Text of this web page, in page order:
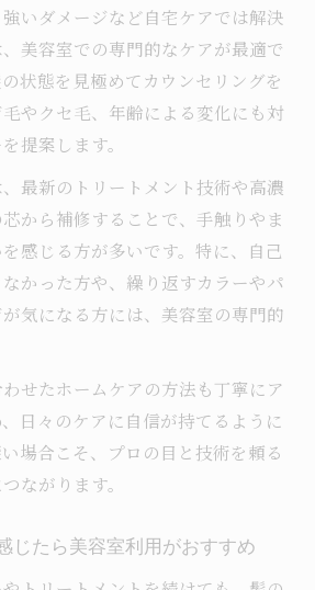
いダメージなど自宅ケアでは解決
美容室での専門的なケアが最適で
状態を見極めてカウンセリングを
やクセ毛、年齢による変化にも対
提案します。
最新のトリートメント技術や高濃
から補修することで、手触りやま
感じる方が多いです。特に、自己
かった方や、繰り返すカラーやパ
気になる方には、美容室の専門的
せたホームケアの方法も丁寧にア
日々のケアに自信が持てるように
場合こそ、プロの目と技術を頼る
ながります。
じたら美容室利用がおすすめ